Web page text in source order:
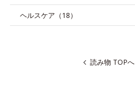
ヘルスケア（18）
読み物 TOPへ